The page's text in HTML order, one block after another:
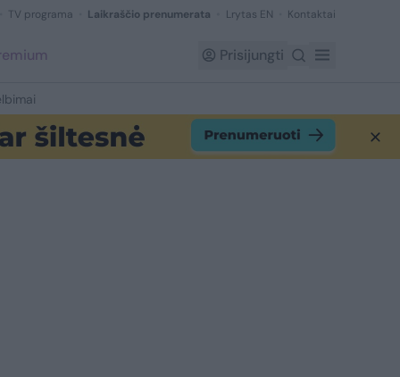
TV programa Laikraščio prenumerata Lrytas EN Kontaktai
Prisijungti